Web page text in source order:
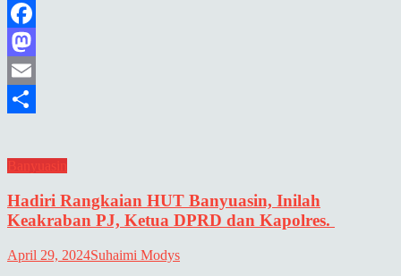
Facebook
Mastodon
Email
Banyuasin
Hadiri Rangkaian HUT Banyuasin, Inilah
Keakraban PJ, Ketua DPRD dan Kapolres.
April 29, 2024Suhaimi Modys